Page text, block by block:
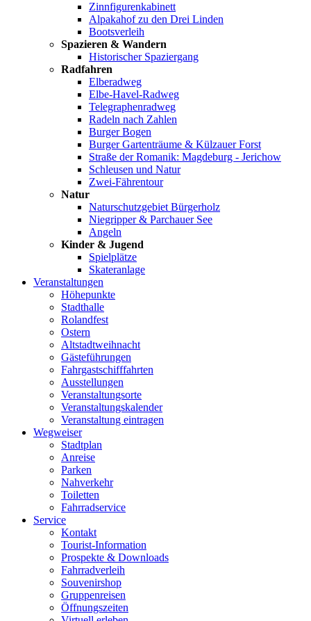
Zinnfigurenkabinett
Alpakahof zu den Drei Linden
Bootsverleih
Spazieren & Wandern
Historischer Spaziergang
Radfahren
Elberadweg
Elbe-Havel-Radweg
Telegraphenradweg
Radeln nach Zahlen
Burger Bogen
Burger Gartenträume & Külzauer Forst
Straße der Romanik: Magdeburg - Jerichow
Schleusen und Natur
Zwei-Fährentour
Natur
Naturschutzgebiet Bürgerholz
Niegripper & Parchauer See
Angeln
Kinder & Jugend
Spielplätze
Skateranlage
Veranstaltungen
Höhepunkte
Stadthalle
Rolandfest
Ostern
Altstadtweihnacht
Gästeführungen
Fahrgastschifffahrten
Ausstellungen
Veranstaltungsorte
Veranstaltungskalender
Veranstaltung eintragen
Wegweiser
Stadtplan
Anreise
Parken
Nahverkehr
Toiletten
Fahrradservice
Service
Kontakt
Tourist-Information
Prospekte & Downloads
Fahrradverleih
Souvenirshop
Gruppenreisen
Öffnungszeiten